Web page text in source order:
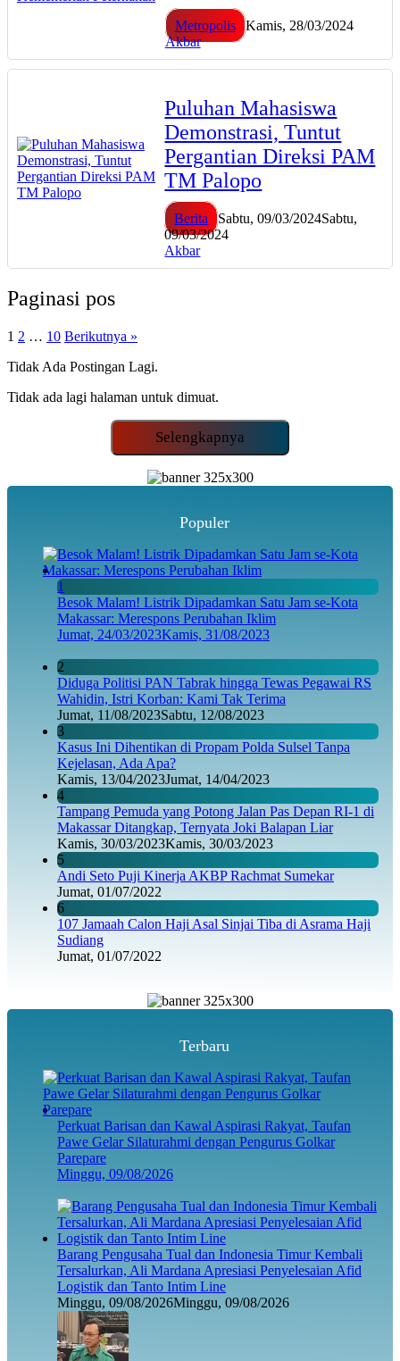
Metropolis
Kamis, 28/03/2024
Akbar
Puluhan Mahasiswa
Demonstrasi, Tuntut
Pergantian Direksi PAM
TM Palopo
Berita Sabtu, 09/03/2024Sabtu,
09/03/2024
Akbar
Paginasi pos
1 2 … 10 Berikutnya »
Tidak Ada Postingan Lagi.
Tidak ada lagi halaman untuk dimuat.
Selengkapnya
Populer
1
Besok Malam! Listrik Dipadamkan Satu Jam se-Kota
Makassar: Merespons Perubahan Iklim
Jumat, 24/03/2023Kamis, 31/08/2023
2
Diduga Politisi PAN Tabrak hingga Tewas Pegawai RS
Wahidin, Istri Korban: Kami Tak Terima
Jumat, 11/08/2023Sabtu, 12/08/2023
3
Kasus Ini Dihentikan di Propam Polda Sulsel Tanpa
Kejelasan, Ada Apa?
Kamis, 13/04/2023Jumat, 14/04/2023
4
Tampang Pemuda yang Potong Jalan Pas Depan RI-1 di
Makassar Ditangkap, Ternyata Joki Balapan Liar
Kamis, 30/03/2023Kamis, 30/03/2023
5
Andi Seto Puji Kinerja AKBP Rachmat Sumekar
Jumat, 01/07/2022
6
107 Jamaah Calon Haji Asal Sinjai Tiba di Asrama Haji
Sudiang
Jumat, 01/07/2022
Terbaru
Perkuat Barisan dan Kawal Aspirasi Rakyat, Taufan
Pawe Gelar Silaturahmi dengan Pengurus Golkar
Parepare
Minggu, 09/08/2026
Barang Pengusaha Tual dan Indonesia Timur Kembali
Tersalurkan, Ali Mardana Apresiasi Penyelesaian Afid
Logistik dan Tanto Intim Line
Minggu, 09/08/2026Minggu, 09/08/2026